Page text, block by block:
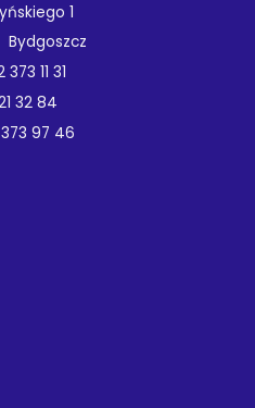
1
373 11 31
32 84
97 46